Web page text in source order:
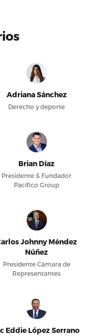
Adriana Sánchez
Derecho y deporte
Brian Díaz
Presidente & Fundador
Pacifico Group
Johnny Méndez
Núñez
Presidente Cámara de
Representantes
Eddie López Serrano